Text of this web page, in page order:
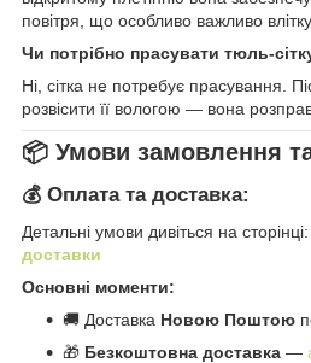
повітря, що особливо важливо
Чи потрібно прасувати тюль-
Ні, сітка не потребує прасування.
розвісити її вологою — вона
📦 Умови замовлення
💰 Оплата та доставка:
Детальні умови дивіться на сторінці:
доставки
Основні моменти:
🚚 Доставка Новою Поштою
🎁 Безкоштовна доставка —